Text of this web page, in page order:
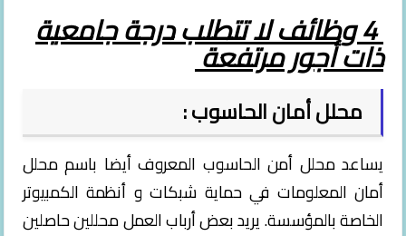
4 وظائف لا تتطلب درجة جامعية
ذات أجور مرتفعة
محلل أمان الحاسوب :
يساعد محلل أمن الحاسوب المعروف أيضا باسم محلل
أمان المعلومات في حماية شبكات و أنظمة الكمبيوتر
الخاصة بالمؤسسة. يريد بعض أرباب العمل محللين حاصلين